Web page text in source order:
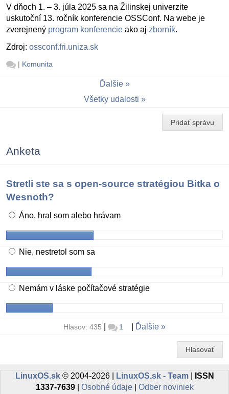
V dňoch 1. – 3. júla 2025 sa na Žilinskej univerzite
uskutoční 13. ročník konferencie OSSConf. Na webe je
zverejnený program konferencie ako aj zborník.
Zdroj: ossconf.fri.uniza.sk
| Komunita
Ďalšie
Všetky udalosti
Pridať správu
Anketa
Stretli ste sa s open-source stratégiou Bitka o
Wesnoth?
Áno, hral som alebo hrávam
Nie, nestretol som sa
Nemám v láske počítačové stratégie
Hlasov: 435 1 Ďalšie
Hlasovať
LinuxOS.sk© 2004-2026 | LinuxOS.sk - Team|
ISSN
1337-7639| Osobné údaje| Odber noviniek